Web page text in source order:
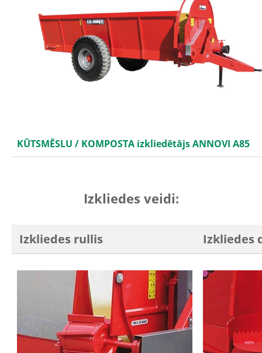
KŪTSMĒSLU / KOMPOSTA izkliedētājs ANNOVI A85
Izkliedes veidi:
Izkliedes rullis Izkliedes